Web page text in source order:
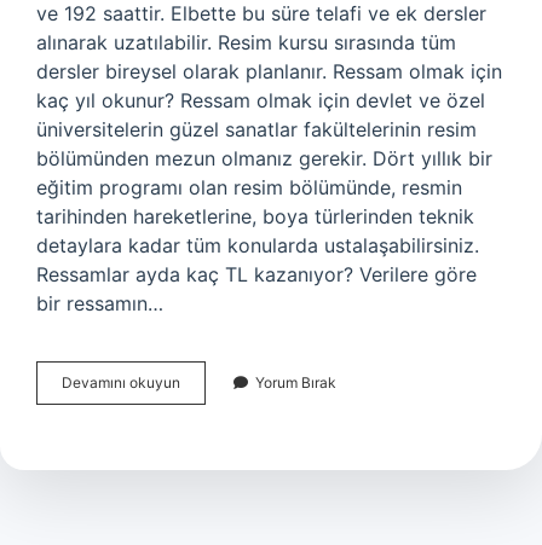
ve 192 saattir. Elbette bu süre telafi ve ek dersler
alınarak uzatılabilir. Resim kursu sırasında tüm
dersler bireysel olarak planlanır. Ressam olmak için
kaç yıl okunur? Ressam olmak için devlet ve özel
üniversitelerin güzel sanatlar fakültelerinin resim
bölümünden mezun olmanız gerekir. Dört yıllık bir
eğitim programı olan resim bölümünde, resmin
tarihinden hareketlerine, boya türlerinden teknik
detaylara kadar tüm konularda ustalaşabilirsiniz.
Ressamlar ayda kaç TL kazanıyor? Verilere göre
bir ressamın…
Devamını okuyun
Yılda
Yorum Bırak